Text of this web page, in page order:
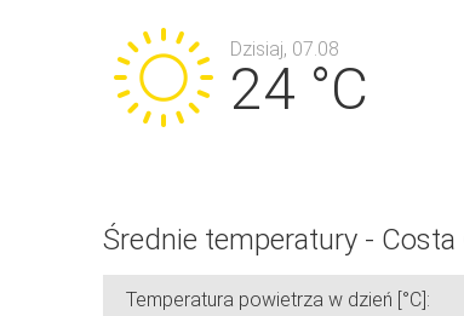
Dzisiaj, 07.08
24 °C
Średnie temperatury - Costa
Temperatura powietrza w dzień [°C]: